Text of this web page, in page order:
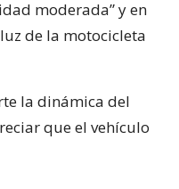
moderada” y en
de la motocicleta
la dinámica del
que el vehículo